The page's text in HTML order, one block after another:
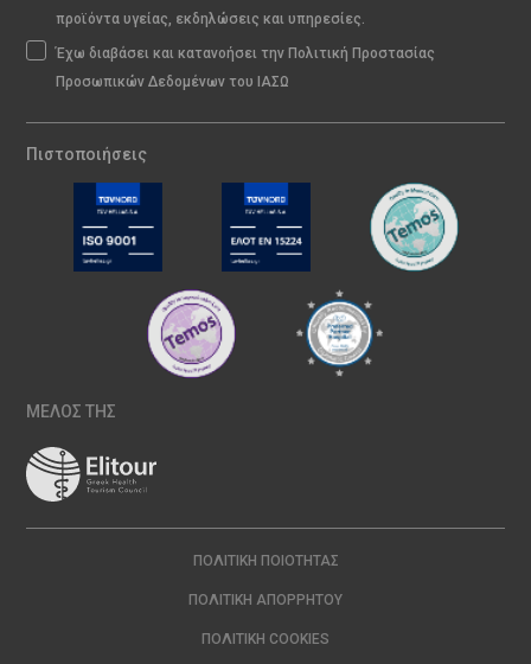
προϊόντα υγείας, εκδηλώσεις και υπηρεσίες.
Έχω διαβάσει και κατανοήσει την Πολιτική Προστασίας
Προσωπικών Δεδομένων του ΙΑΣΩ
Πιστοποιήσεις
ΜΕΛΟΣ ΤΗΣ
ΠΟΛΙΤΙΚΉ ΠΟΙΌΤΗΤΑΣ
ΠΟΛΙΤΙΚΉ ΑΠΟΡΡΉΤΟΥ
ΠΟΛΙΤΙΚΉ COOKIES